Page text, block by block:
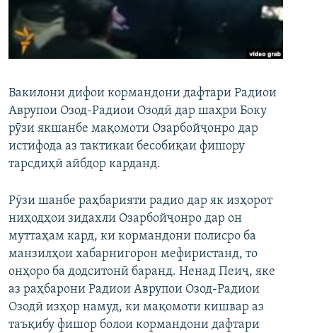
ГУЗОРИШҲОИ РАДИОӢ
Русский
Ҳамаи сомонаҳои RFE/RL
Вакилони дифои кормандони дафтари Радиои
Аврупои Озод-Радиои Озодӣ дар шаҳри Боку
рӯзи якшанбе мақомоти Озарбойҷонро дар
истифода аз тактикаи бесобиқаи фишору
тарсдиҳӣ айбдор карданд.
Рӯзи шанбе раҳбарияти радио дар як изҳорот
ниҳодҳои зидахли Озарбойҷонро дар он
муттаҳам кард, ки кормандони полисро ба
манзилҳои хабарнигорон мефиристанд, то
онҳоро ба додситонӣ баранд. Ненад Пеиҷ, яке
аз раҳбарони Радиои Аврупои Озод-Радиои
Озодӣ изҳор намуд, ки мақомоти кишвар аз
таъқибу фишор болои кормандони дафтари